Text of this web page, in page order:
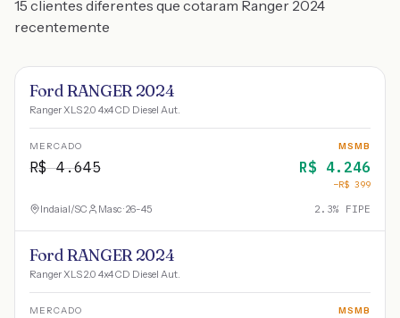
15 clientes diferentes que cotaram Ranger 2024
recentemente
Ford RANGER 2024
Ranger XLS 2.0 4x4 CD Diesel Aut.
MERCADO
R$4.645
MSMB
R$ 4.246
−R$ 399
Indaial/SC Masc · 26-45 2.3% FIPE
Ford RANGER 2024
Ranger XLS 2.0 4x4 CD Diesel Aut.
MERCADO MSMB